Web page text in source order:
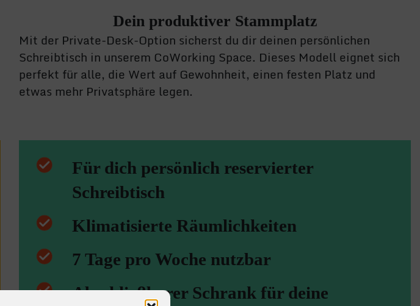
Dein produktiver Stammplatz
Mit der Private-Desk-Option sicherst du dir deinen persönlichen
Schreibtisch in unserem CoWorking Space. Dieses Modell eignet sich
perfekt für alle, die Wert auf Gewohnheit, einen festen Platz und
etwas mehr Privatsphäre legen.
Für dich persönlich reservierter
Schreibtisch
Klimatisierte Räumlichkeiten
7 Tage pro Woche nutzbar
Abschließbarer Schrank für deine